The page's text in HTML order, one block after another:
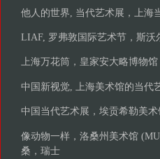
他人的世界, 当代艺术展，上海
LIAF, 罗弗敦国际艺术节，斯沃
上海万花筒，皇家安大略博物
中国新视觉, 上海美术馆的当代
中国当代艺术展，埃贡希勒美
像动物一样，洛桑州美术馆
桑，瑞士